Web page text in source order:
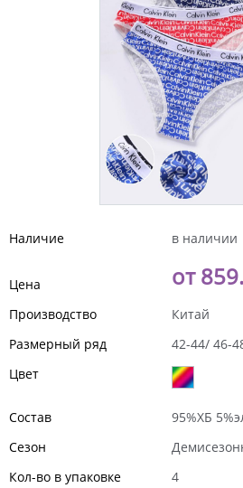
Наличие в наличии
Цена от
Производство
Китай
Размерный ряд
42-44/ 46-
Цвет
Состав
95%ХБ
Сезон
Кол-во в упаковке
4